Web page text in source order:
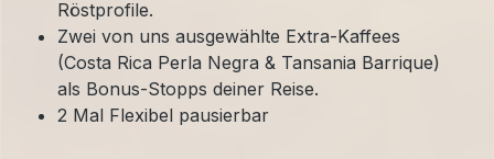
Röstprofile.
Zwei von uns ausgewählte Extra-Kaffees
(Costa Rica Perla Negra & Tansania Barrique)
als Bonus-Stopps deiner Reise.
2 Mal Flexibel pausierbar